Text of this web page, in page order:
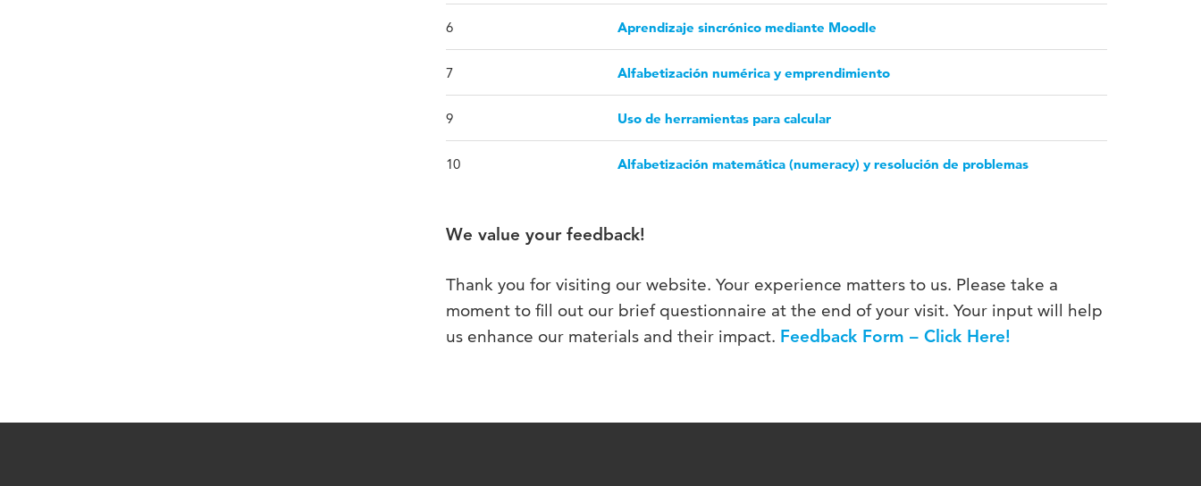
6 Aprendizaje sincrónico mediante Moodle
7 Alfabetización numérica y emprendimiento
9 Uso de herramientas para calcular
10 Alfabetización matemática (numeracy) y resolución de problemas
We value your feedback!
Thank you for visiting our website. Your experience matters to us. Please take a
moment to fill out our brief questionnaire at the end of your visit. Your input will help
us enhance our materials and their impact. Feedback Form – Click Here!